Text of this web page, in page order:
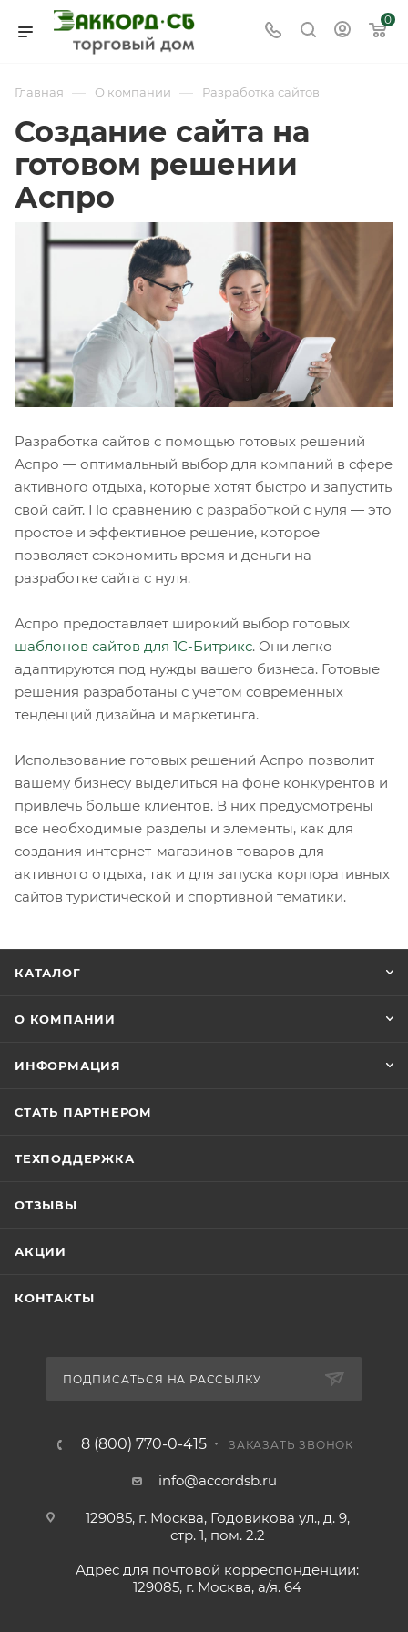
0
Главная — О компании — Разработка сайтов
Создание сайта на
готовом решении
Аспро
Разработка сайтов с помощью готовых решений
Аспро — оптимальный выбор для компаний в сфере
активного отдыха, которые хотят быстро и запустить
свой сайт. По сравнению с разработкой с нуля — это
простое и эффективное решение, которое
позволяет сэкономить время и деньги на
разработке сайта с нуля.
Аспро предоставляет широкий выбор готовых
шаблонов сайтов для 1С-Битрикс. Они легко
адаптируются под нужды вашего бизнеса. Готовые
решения разработаны с учетом современных
тенденций дизайна и маркетинга.
Использование готовых решений Аспро позволит
вашему бизнесу выделиться на фоне конкурентов и
привлечь больше клиентов. В них предусмотрены
все необходимые разделы и элементы, как для
создания интернет-магазинов товаров для
активного отдыха, так и для запуска корпоративных
сайтов туристической и спортивной тематики.
КАТАЛОГ
О КОМПАНИИ
ИНФОРМАЦИЯ
СТАТЬ ПАРТНЕРОМ
ТЕХПОДДЕРЖКА
ОТЗЫВЫ
АКЦИИ
КОНТАКТЫ
ПОДПИСАТЬСЯ НА РАССЫЛКУ
8 (800) 770-0-415 ЗАКАЗАТЬ ЗВОНОК
info@accordsb.ru
129085, г. Москва, Годовикова ул., д. 9,
стр. 1, пом. 2.2
Адрес для почтовой корреспонденции:
129085, г. Москва, а/я. 64